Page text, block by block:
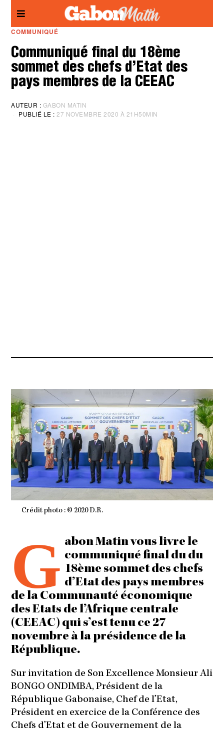
COMMUNIQUÉ
Communiqué final du 18ème
sommet des chefs d’Etat des
pays membres de la CEEAC
AUTEUR : GABON MATIN
PUBLIÉ LE : 27 NOVEMBRE 2020 À 21H50MIN
Crédit photo : © 2020 D.R.
G abon Matin vous livre le
communiqué final du du
18ème sommet des chefs
d’Etat des pays membres
de la Communauté économique
des Etats de l’Afrique centrale
(CEEAC) qui s’est tenu ce 27
novembre à la présidence de la
République.
Sur invitation de Son Excellence Monsieur Ali
BONGO ONDIMBA, Président de la
République Gabonaise, Chef de l’Etat,
Président en exercice de la Conférence des
Chefs d’Etat et de Gouvernement de la
Panneau de gestion des cookies